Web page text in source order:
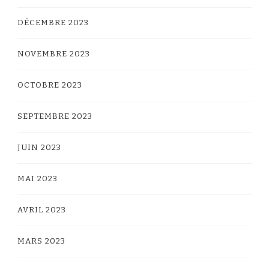
DÉCEMBRE 2023
NOVEMBRE 2023
OCTOBRE 2023
SEPTEMBRE 2023
JUIN 2023
MAI 2023
AVRIL 2023
MARS 2023